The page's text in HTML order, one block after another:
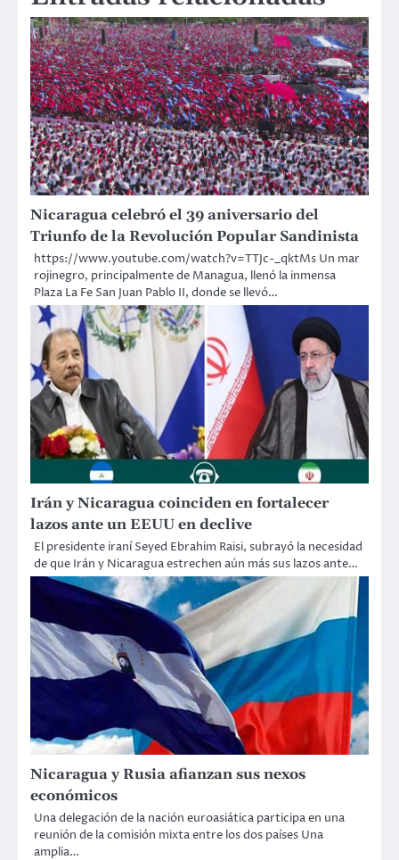
Nicaragua celebró el 39 aniversario del
Triunfo de la Revolución Popular Sandinista
https://www.youtube.com/watch?v=TTJc-_qktMs Un mar
rojinegro, principalmente de Managua, llenó la inmensa
Plaza La Fe San Juan Pablo II, donde se llevó…
Irán y Nicaragua coinciden en fortalecer
lazos ante un EEUU en declive
El presidente iraní Seyed Ebrahim Raisi, subrayó la necesidad
de que Irán y Nicaragua estrechen aún más sus lazos ante…
Nicaragua y Rusia afianzan sus nexos
económicos
Una delegación de la nación euroasiática participa en una
reunión de la comisión mixta entre los dos países Una
amplia…